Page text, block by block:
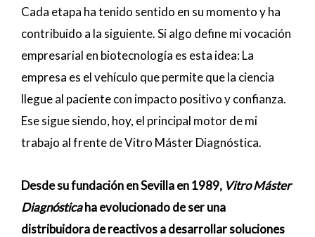
Cada etapa ha tenido sentido en su momento y ha
contribuido a la siguiente. Si algo define mi vocación
empresarial en biotecnología es esta idea: La
empresa es el vehículo que permite que la ciencia
llegue al paciente con impacto positivo y confianza.
Ese sigue siendo, hoy, el principal motor de mi
trabajo al frente de Vitro Máster Diagnóstica.
Desde su fundación en Sevilla en 1989, Vitro Máster
Diagnósticaha evolucionado de ser una
distribuidora de reactivos a desarrollar soluciones